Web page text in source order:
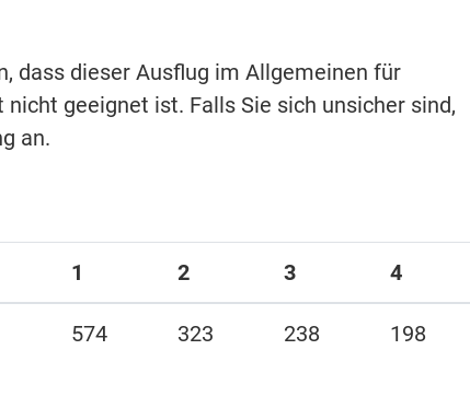
dass dieser Ausflug im Allgemeinen für
geeignet ist. Falls Sie sich unsicher sind,
an.
1 2 3 4
574 323 238 198